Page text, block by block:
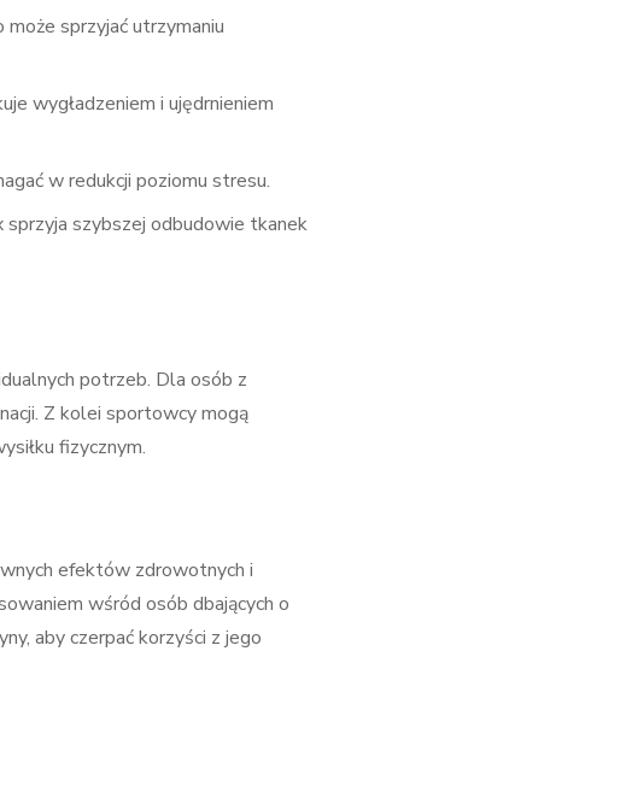
sprzyjać utrzymaniu
wygładzeniem i ujędrnieniem
w redukcji poziomu stresu.
sprzyja szybszej odbudowie tkanek
potrzeb. Dla osób z
Z kolei sportowcy mogą
fizycznym.
efektów zdrowotnych i
wśród osób dbających o
aby czerpać korzyści z jego